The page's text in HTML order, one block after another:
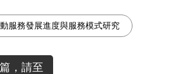
服務發展進度與服務模式研究
，請至